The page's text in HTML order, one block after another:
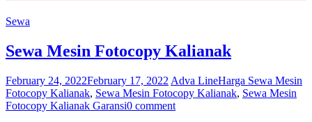
Sewa
Sewa Mesin Fotocopy Kalianak
February 24, 2022February 17, 2022 Adva LineHarga Sewa Mesin
Fotocopy Kalianak, Sewa Mesin Fotocopy Kalianak, Sewa Mesin
Fotocopy Kalianak Garansi0 comment